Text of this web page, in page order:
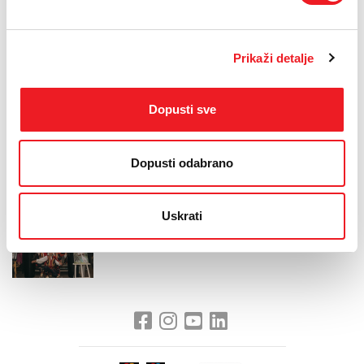
Prikaži detalje
Dopusti sve
Dopusti odabrano
Uskrati
hercegovačkim studentima. A HT Eronet uvijek će biti tu da podrži
vaš rad i vaša nastojanja", kazala je Brkić-Milinković.
okolnostima, kao odgovor mladih Hercegovaca na potrebu za
povezivanjem, njegovanjem kulturne baštine i poticanjem